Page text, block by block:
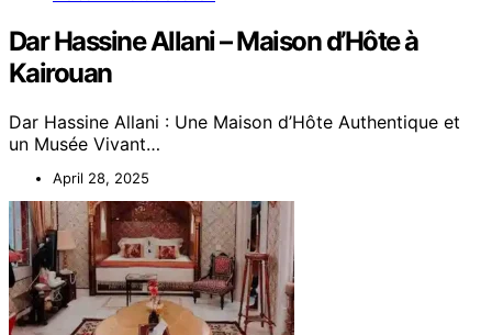
Dar Hassine Allani – Maison d’Hôte à
Kairouan
Dar Hassine Allani : Une Maison d’Hôte Authentique et
un Musée Vivant…
April 28, 2025